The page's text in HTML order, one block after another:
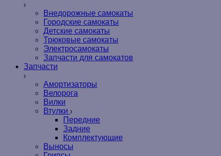
Внедорожные самокаты
Городские самокаты
Детские самокаты
Трюковые самокаты
Электросамокаты
Запчасти для самокатов
Запчасти
Амортизаторы
Велорога
Вилки
Втулки
Передние
Задние
Комплектующие
Выносы